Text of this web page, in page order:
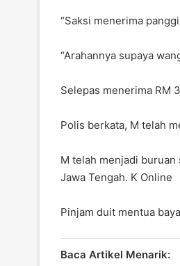
“Saksi menerima
“Arahannya supaya
Selepas menerima RM
Polis berkata, M telah
M telah menjadi
Jawa Tengah. K Online
Pinjam duit mentua
Baca Artikel Menarik: